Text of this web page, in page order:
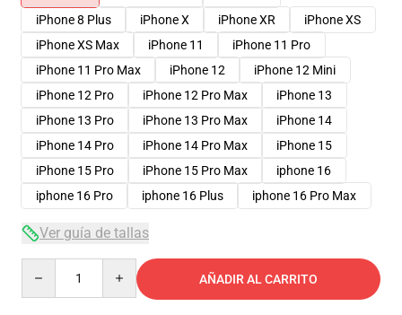
iPhone 8 Plus
iPhone X iPhone XR
iPhone XS
iPhone XS Max
iPhone 11
iPhone 11 Pro
iPhone 11 Pro Max
iPhone 12
iPhone 12 Mini
iPhone 12 Pro
iPhone 12 Pro Max
iPhone 13
iPhone 13 Pro
iPhone 13 Pro Max
iPhone 14
iPhone 14 Pro
iPhone 14 Pro Max
iPhone 15
iPhone 15 Pro
iPhone 15 Pro Max
iphone 16
iphone 16 Pro
iphone 16 Plus iphone 16 Pro Max
Ver guía de tallas
AÑADIR AL CARRITO